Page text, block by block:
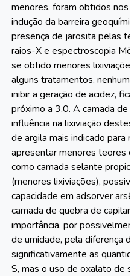
menores, foram obtidos nos
indução da barreira
presença de jarosita pelas
raios-X e espectroscopia
se obtido menores
alguns tratamentos, nenhum
inibir a geração de acidez,
próximo a 3,0. A camada de
influência na lixiviação
de argila mais indicado para
apresentar menores teores
como camada selante
(menores lixiviações),
capacidade em adsorver
camada de quebra de
importância, por
de umidade, pela diferença
significativamente as
S, mas o uso de oxalato de